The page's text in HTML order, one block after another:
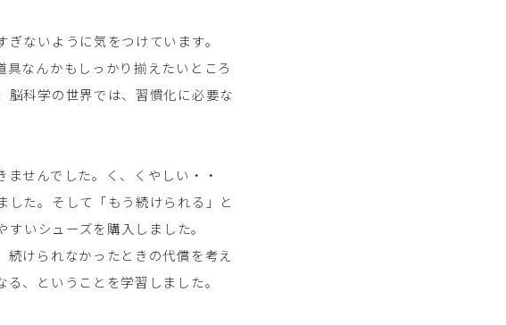
ないように気をつけています。
なんかもしっかり揃えたいところ
科学の世界では、習慣化に必要な
せんでした。く、くやしい・・
た。そして「もう続けられる」と
いシューズを購入しました。
けられなかったときの代償を考え
、ということを学習しました。